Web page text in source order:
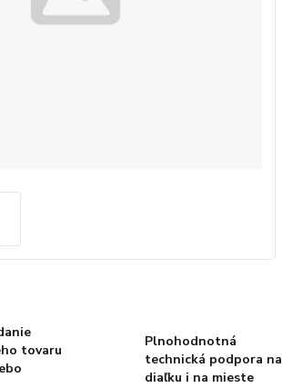
tovaru
Plnohodnotná
technická podpora na
diaľku i na mieste